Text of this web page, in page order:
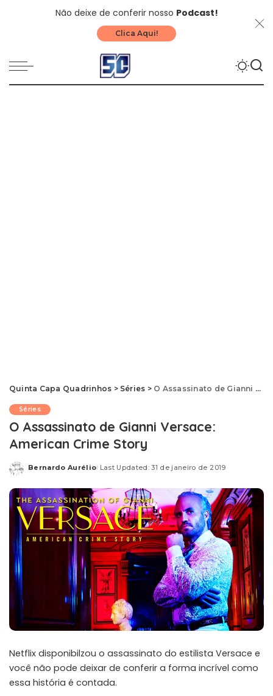
Não deixe de conferir nosso Podcast!
Clica Aqui!
Quinta Capa Quadrinhos > Séries > O Assassinato de Gianni Versace: American Crime Story
Séries
O Assassinato de Gianni Versace:
American Crime Story
Posted
Bernardo Aurélio Last Updated: 31 de janeiro de 2019
Netflix disponibilzou o assassinato do estilista Versace e
você não pode deixar de conferir a forma incrível como
essa história é contada.